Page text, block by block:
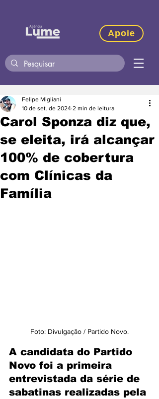
Apoie
Carol Sponza diz que,
se eleita, irá alcançar
100% de cobertura
com Clínicas da
Família
Felipe Migliani
10 de set. de 2024 2 min de leitura
Foto: Divulgação / Partido Novo.
A candidata do Partido
Novo foi a primeira
entrevistada da série de
sabatinas realizadas pela